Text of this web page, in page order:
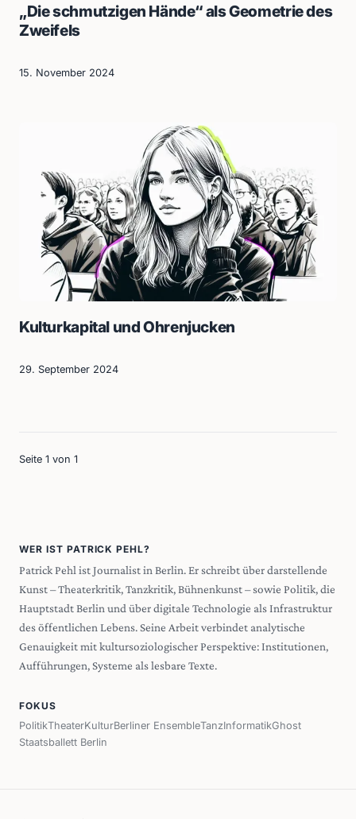
„Die schmutzigen Hände“ als Geometrie des
Zweifels
15. November 2024
Kulturkapital und Ohrenjucken
29. September 2024
Seite 1 von 1
WER IST PATRICK PEHL?
Patrick Pehl ist Journalist in Berlin. Er schreibt über darstellende
Kunst – Theaterkritik, Tanzkritik, Bühnenkunst – sowie Politik, die
Hauptstadt Berlin und über digitale Technologie als Infrastruktur
des öffentlichen Lebens. Seine Arbeit verbindet analytische
Genauigkeit mit kultursoziologischer Perspektive: Institutionen,
Aufführungen, Systeme als lesbare Texte.
FOKUS
PolitikTheaterKulturBerliner EnsembleTanzInformatikGhost
Staatsballett Berlin